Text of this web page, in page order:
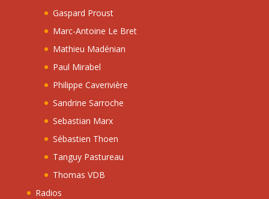
Gaspard Proust
Marc-Antoine Le Bret
Mathieu Madénian
Paul Mirabel
Philippe Caverivière
Sandrine Sarroche
Sebastian Marx
Sébastien Thoen
Tanguy Pastureau
Thomas VDB
Radios